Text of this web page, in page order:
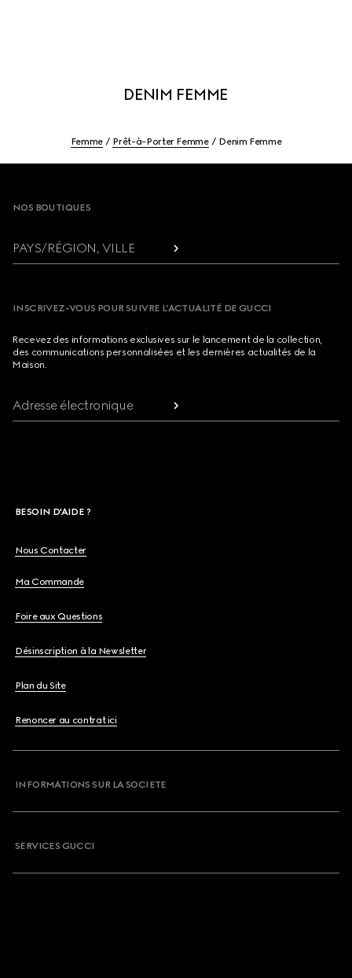
DENIM FEMME
Femme Prêt-à-Porter Femme Denim Femme
NOS BOUTIQUES
PAYS/RÉGION, VILLE
INSCRIVEZ-VOUS POUR SUIVRE L’ACTUALITÉ DE GUCCI
Recevez des informations exclusives sur le lancement de la collection,
des communications personnalisées et les dernières actualités de la
Maison.
Adresse électronique
BESOIN D'AIDE ?
Nous Contacter
Ma Commande
Foire aux Questions
Désinscription à la Newsletter
Plan du Site
Renoncer au contrat ici
INFORMATIONS SUR LA SOCIETE
SERVICES GUCCI